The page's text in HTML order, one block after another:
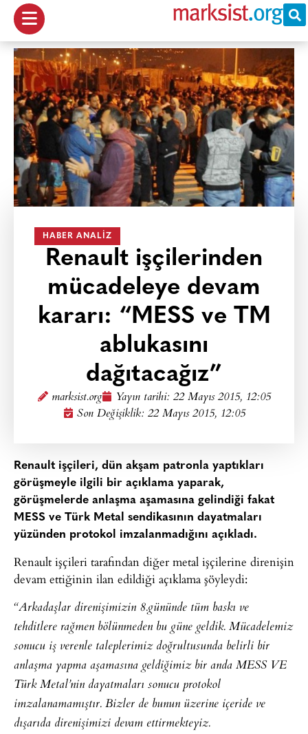
HABER ANALIZ
Renault işçilerinden
mücadeleye devam
kararı: “MESS ve TM
ablukasını
dağıtacağız”
marksist.org Yayın tarihi: 22 Mayıs 2015, 12:05
Son Değişiklik: 22 Mayıs 2015, 12:05
Renault işçileri, dün akşam patronla yaptıkları
görüşmeyle ilgili bir açıklama yaparak,
görüşmelerde anlaşma aşamasına gelindiği fakat
MESS ve Türk Metal sendikasının dayatmaları
yüzünden protokol imzalanmadığını açıkladı.
Renault işçileri tarafından diğer metal işçilerine direnişin
devam ettiğinin ilan edildiği açıklama şöyleydi:
“Arkadaşlar direnişimizin 8.gününde tüm baskı ve
tehditlere rağmen bölünmeden bu güne geldik. Mücadelemiz
sonucu iş verenle taleplerimiz doğrultusunda belirli bir
anlaşma yapma aşamasına geldiğimiz bir anda MESS VE
Türk Metal’nin dayatmaları sonucu protokol
imzalanamamıştır. Bizler de bunun üzerine içeride ve
dışarıda direnişimizi devam ettirmekteyiz.